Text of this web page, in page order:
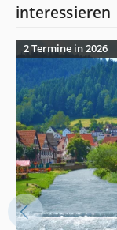
interessieren
2 Termine in 2026